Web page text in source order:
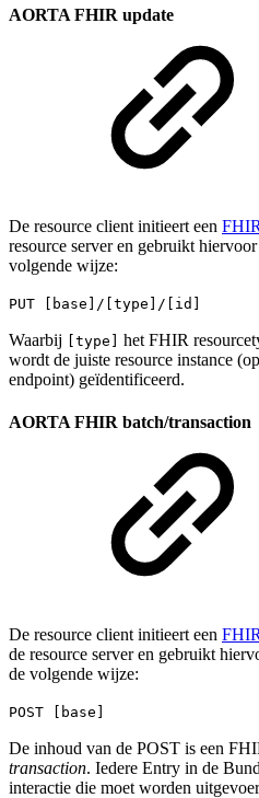
AORTA FHIR update
De resource client initieert een
resource server en gebruikt
volgende wijze:
PUT [base]/[type]/[id]
Waarbij [type] het FHIR
wordt de juiste resource instance
endpoint) geïdentificeerd.
AORTA FHIR batch/transaction
De resource client initieert een
de resource server en gebruikt
de volgende wijze:
POST [base]
De inhoud van de POST is een
transaction. Iedere Entry in de
interactie die moet worden